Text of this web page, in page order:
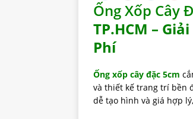
Ống Xốp Cây
TP.HCM –
Phí
Ống xốp cây đặc 5cm
và thiết kế trang trí bền
dễ tạo hình và giá hợp